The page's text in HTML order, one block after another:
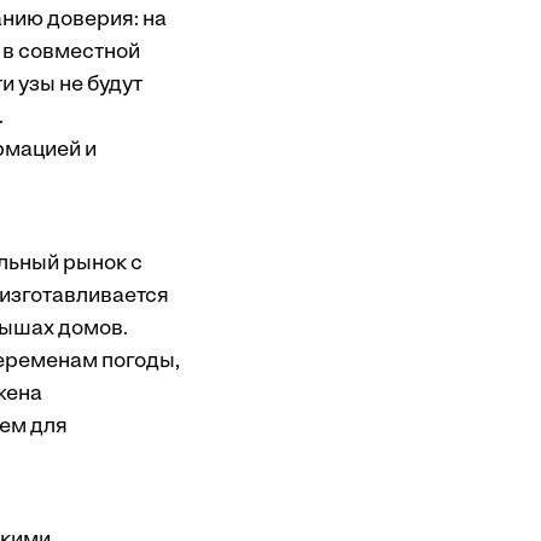
доверия: на
совместной
узы не будут
и
рынок с
домов.
погоды,
для